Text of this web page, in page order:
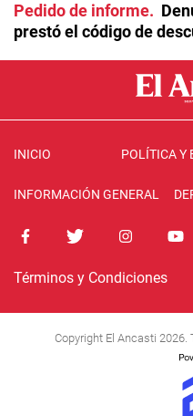
Pedido de informe
prestó el código de
INICIO POLÍTICA Y
INFORMACIÓN GENERAL
Términos y Condiciones
Copyright El Ancasti